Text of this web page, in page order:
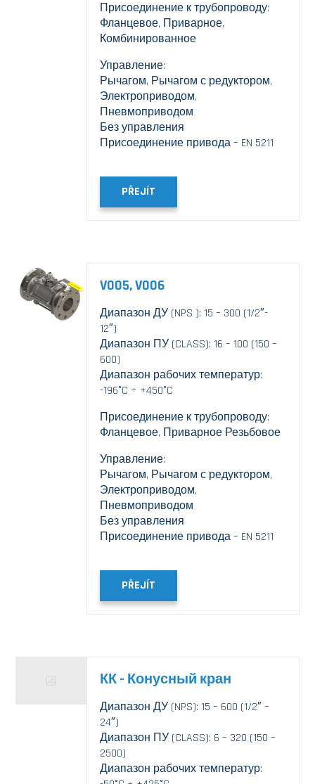
Присоединение к трубопроводу:
Фланцевое, Приварное,
Комбинированное
Управление:
Рычагом, Рычагом с редуктором,
Электроприводом,
Пневмоприводом
Без управления
Присоединение привода – EN 5211
PŘEJÍT
V005, V006
Диапазон ДУ (NPS ): 15 – 300 (1/2″-
12″)
Диапазон ПУ (CLASS): 16 – 100 (150 –
600)
Диапазон рабочих температур:
-196°C ÷ +450°C
Присоединение к трубопроводу:
Фланцевое, Приварное Резьбовое
Управление:
Рычагом, Рычагом с редуктором,
Электроприводом,
Пневмоприводом
Без управления
Присоединение привода – EN 5211
PŘEJÍT
КК - Конусный кран
Диапазон ДУ (NPS): 15 – 600 (1/2″ –
24″)
Диапазон ПУ (CLASS): 6 – 320 (150 –
2500)
Диапазон рабочих температур: